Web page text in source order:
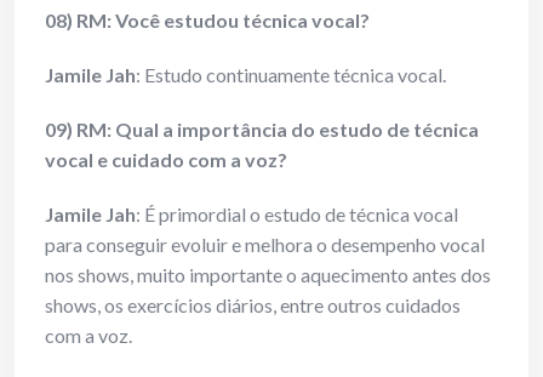
08) RM: Você estudou técnica vocal?
Jamile Jah: Estudo continuamente técnica vocal.
09) RM: Qual a importância do estudo de técnica
vocal e cuidado com a voz?
Jamile Jah: É primordial o estudo de técnica vocal
para conseguir evoluir e melhora o desempenho vocal
nos shows, muito importante o aquecimento antes dos
shows, os exercícios diários, entre outros cuidados
com a voz.